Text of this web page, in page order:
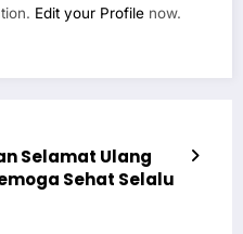
Edit your Profile now.
Selamat Ulang
Sehat Selalu